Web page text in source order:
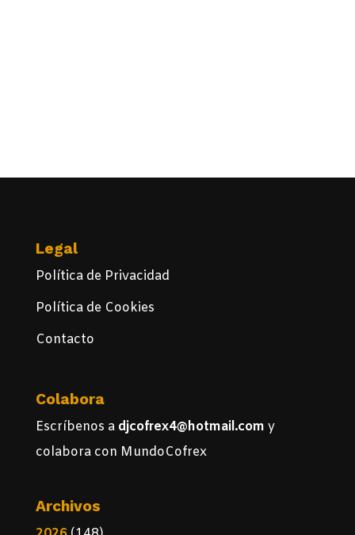
Legal
Política de Privacidad
Política de Cookies
Contacto
Colabora
Escríbenos a djcofrex4@hotmail.com y
colabora con MundoCofrex
Archivos